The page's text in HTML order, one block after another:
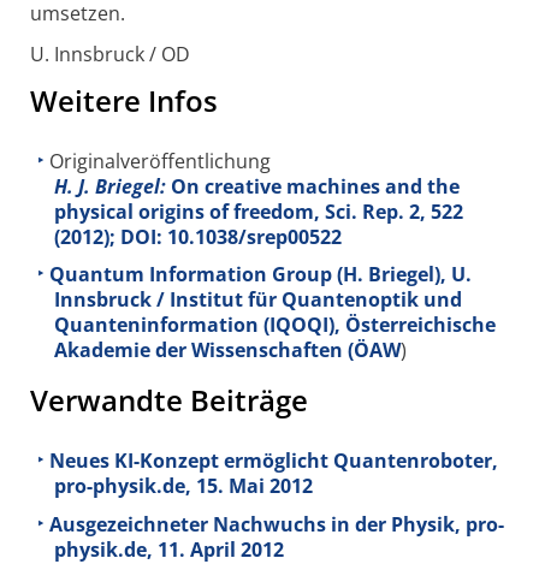
umsetzen.
U. Innsbruck / OD
Weitere Infos
Originalveröffentlichung
H. J. Briegel: On creative machines and the
physical origins of freedom, Sci. Rep. 2, 522
(2012); DOI: 10.1038/srep00522
Quantum Information Group (H. Briegel), U.
Innsbruck / Institut für Quantenoptik und
Quanteninformation (IQOQI), Österreichische
Akademie der Wissenschaften (ÖAW)
Verwandte Beiträge
Neues KI-Konzept ermöglicht Quantenroboter,
pro-physik.de, 15. Mai 2012
Ausgezeichneter Nachwuchs in der Physik, pro-
physik.de, 11. April 2012